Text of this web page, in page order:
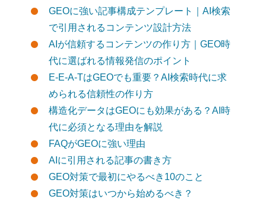
GEOに強い記事構成テンプレート｜AI検索
で引用されるコンテンツ設計方法
AIが信頼するコンテンツの作り方｜GEO時
代に選ばれる情報発信のポイント
E-E-A-TはGEOでも重要？AI検索時代に求
められる信頼性の作り方
構造化データはGEOにも効果がある？AI時
代に必須となる理由を解説
FAQがGEOに強い理由
AIに引用される記事の書き方
GEO対策で最初にやるべき10のこと
GEO対策はいつから始めるべき？